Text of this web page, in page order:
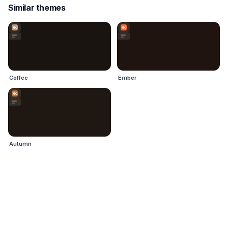
Similar themes
Coffee Ember
Autumn